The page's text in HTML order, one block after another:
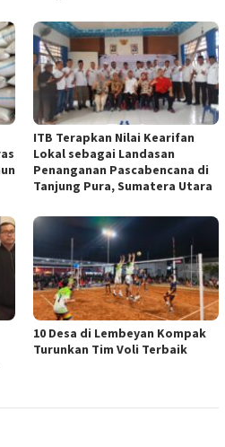
ITB Terapkan Nilai Kearifan
Lokal sebagai Landasan
Penanganan Pascabencana di
Tanjung Pura, Sumatera Utara
10 Desa di Lembeyan Kompak
Turunkan Tim Voli Terbaik